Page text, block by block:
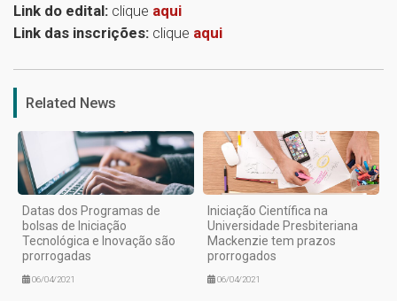
Link do edital: clique aqui
Link das inscrições: clique aqui
1
Related News
Datas dos Programas de
bolsas de Iniciação
Tecnológica e Inovação são
prorrogadas
06/04/2021
Iniciação Científica na
Universidade Presbiteriana
Mackenzie tem prazos
prorrogados
06/04/2021